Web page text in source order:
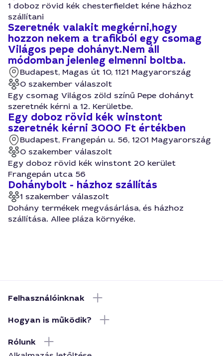
1 doboz rövid kék chesterfieldet kéne házhoz
szállítani
Szeretnék valakit megkérni,hogy
hozzon nekem a trafikból egy csomag
Világos pepe dohányt.Nem áll
módomban jelenleg elmenni boltba.
Budapest, Magas út 10, 1121 Magyarország
0 szakember válaszolt
Egy csomag Világos zöld színű Pepe dohányt
szeretnék kérni a 12. Kerületbe.
Egy doboz rövid kék winstont
szeretnék kérni 3000 Ft értékben
Budapest, Frangepán u. 56, 1201 Magyarország
0 szakember válaszolt
Egy doboz rövid kék winstont 20 kerület
Frangepán utca 56
Dohánybolt - házhoz szállítás
1 szakember válaszolt
Dohány termékek megvásárlása, és házhoz
szállítása. Allee pláza környéke.
Felhasználóinknak
Hogyan is működik?
Rólunk